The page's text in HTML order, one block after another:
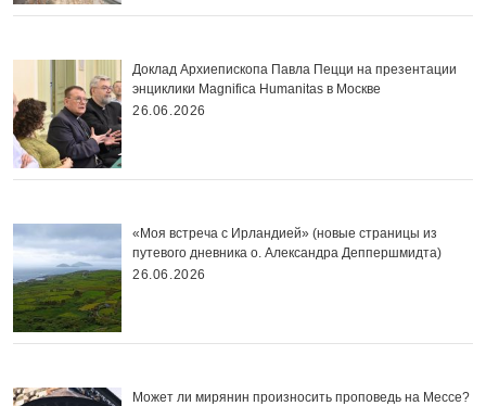
Доклад Архиепископа Павла Пецци на презентации
энциклики Magnifica Нumanitas в Москве
26.06.2026
«Моя встреча с Ирландией» (новые страницы из
путевого дневника о. Александра Деппершмидта)
26.06.2026
Может ли мирянин произносить проповедь на Мессе?